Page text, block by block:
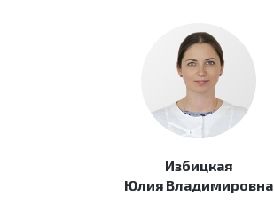
Избицкая
Юлия Владимировна